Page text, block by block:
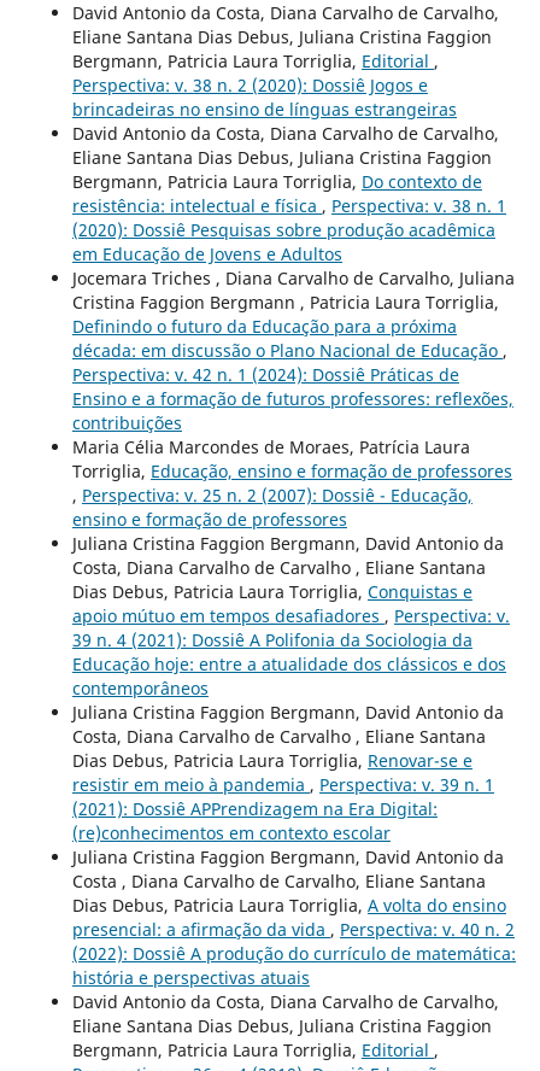
David Antonio da Costa, Diana Carvalho de Carvalho,
Eliane Santana Dias Debus, Juliana Cristina Faggion
Bergmann, Patricia Laura Torriglia, Editorial ,
Perspectiva: v. 38 n. 2 (2020): Dossiê Jogos e
brincadeiras no ensino de línguas estrangeiras
David Antonio da Costa, Diana Carvalho de Carvalho,
Eliane Santana Dias Debus, Juliana Cristina Faggion
Bergmann, Patricia Laura Torriglia, Do contexto de
resistência: intelectual e física , Perspectiva: v. 38 n. 1
(2020): Dossiê Pesquisas sobre produção acadêmica
em Educação de Jovens e Adultos
Jocemara Triches , Diana Carvalho de Carvalho, Juliana
Cristina Faggion Bergmann , Patricia Laura Torriglia,
Definindo o futuro da Educação para a próxima
década: em discussão o Plano Nacional de Educação ,
Perspectiva: v. 42 n. 1 (2024): Dossiê Práticas de
Ensino e a formação de futuros professores: reflexões,
contribuições
Maria Célia Marcondes de Moraes, Patrícia Laura
Torriglia, Educação, ensino e formação de professores
, Perspectiva: v. 25 n. 2 (2007): Dossiê - Educação,
ensino e formação de professores
Juliana Cristina Faggion Bergmann, David Antonio da
Costa, Diana Carvalho de Carvalho , Eliane Santana
Dias Debus, Patricia Laura Torriglia, Conquistas e
apoio mútuo em tempos desafiadores , Perspectiva: v.
39 n. 4 (2021): Dossiê A Polifonia da Sociologia da
Educação hoje: entre a atualidade dos clássicos e dos
contemporâneos
Juliana Cristina Faggion Bergmann, David Antonio da
Costa, Diana Carvalho de Carvalho , Eliane Santana
Dias Debus, Patricia Laura Torriglia, Renovar-se e
resistir em meio à pandemia , Perspectiva: v. 39 n. 1
(2021): Dossiê APPrendizagem na Era Digital:
(re)conhecimentos em contexto escolar
Juliana Cristina Faggion Bergmann, David Antonio da
Costa , Diana Carvalho de Carvalho, Eliane Santana
Dias Debus, Patricia Laura Torriglia, A volta do ensino
presencial: a afirmação da vida , Perspectiva: v. 40 n. 2
(2022): Dossiê A produção do currículo de matemática:
história e perspectivas atuais
David Antonio da Costa, Diana Carvalho de Carvalho,
Eliane Santana Dias Debus, Juliana Cristina Faggion
Bergmann, Patricia Laura Torriglia, Editorial ,